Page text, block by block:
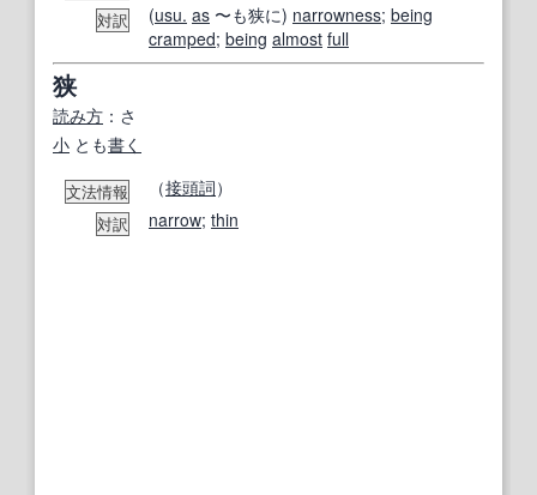
対訳 (usu. as 〜も狭に) narrowness; being
cramped; being almost full
狭
読み方 ：さ
小 とも書く
文法情報 （接頭詞）
対訳 narrow; thin